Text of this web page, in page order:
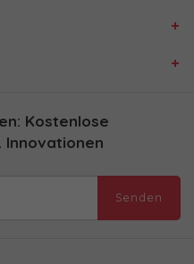
Kostenlose
Innovationen
Senden